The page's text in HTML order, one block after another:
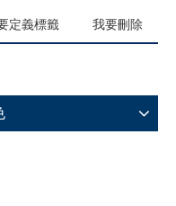
定義標籤 我要刪除